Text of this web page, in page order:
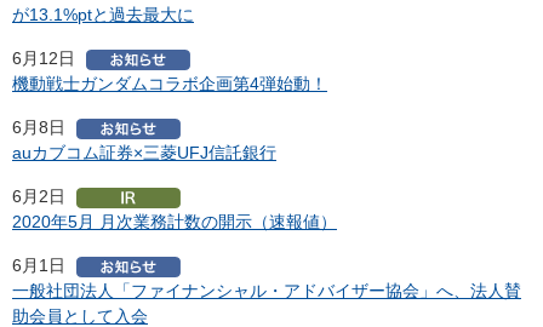
が13.1%ptと過去最大に
6月12日
機動戦士ガンダムコラボ企画第4弾始動！
6月8日
auカブコム証券×三菱UFJ信託銀行
6月2日
2020年5月 月次業務計数の開示（速報値）
6月1日
一般社団法人「ファイナンシャル・アドバイザー協会」へ、法人賛
助会員として入会